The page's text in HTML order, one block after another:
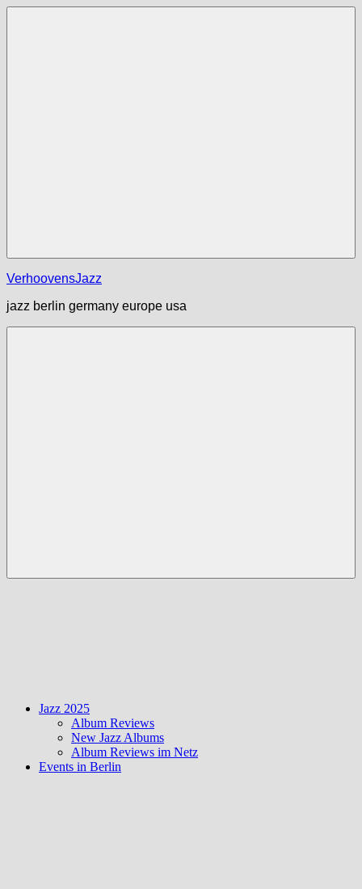
Zum
VerhoovensJazz
jazz berlin germany europe usa
Jazz 2025
Album Reviews
New Jazz Albums
Album Reviews im Netz
Events in Berlin